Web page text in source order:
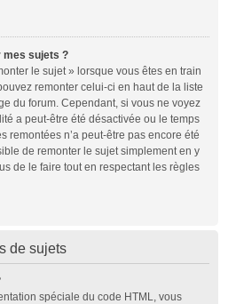
mes sujets ?
le sujet » lorsque vous êtes en train
remonter celui-ci en haut de la liste
du forum. Cependant, si vous ne voyez
a peut-être été désactivée ou le temps
remontées n’a peut-être pas encore été
de remonter le sujet simplement en y
de le faire tout en respectant les règles
de sujets
spéciale du code HTML, vous